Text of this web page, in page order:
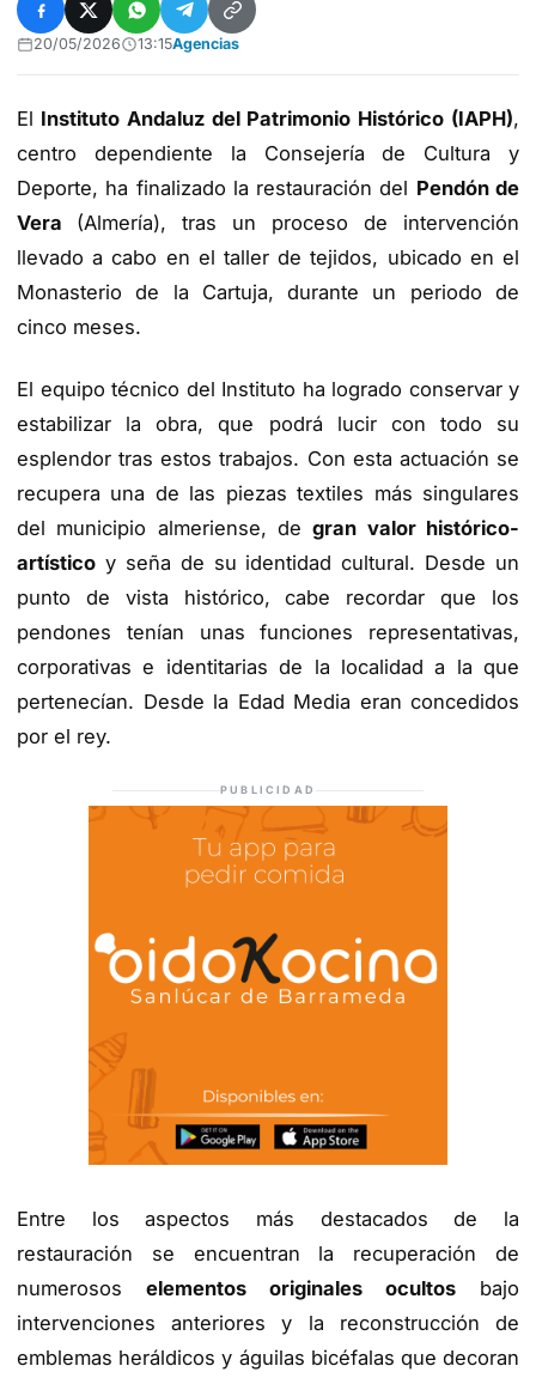
20/05/2026 13:15Agencias
El Instituto Andaluz del Patrimonio Histórico (IAPH),
centro dependiente la Consejería de Cultura y
Deporte, ha finalizado la restauración del Pendón de
Vera (Almería), tras un proceso de intervención
llevado a cabo en el taller de tejidos, ubicado en el
Monasterio de la Cartuja, durante un periodo de
cinco meses.
El equipo técnico del Instituto ha logrado conservar y
estabilizar la obra, que podrá lucir con todo su
esplendor tras estos trabajos. Con esta actuación se
recupera una de las piezas textiles más singulares
del municipio almeriense, degran valor histórico-
artístico y seña de su identidad cultural. Desde un
punto de vista histórico, cabe recordar que los
pendones tenían unas funciones representativas,
corporativas e identitarias de la localidad a la que
pertenecían. Desde la Edad Media eran concedidos
por el rey.
PUBLICIDAD
Entre los aspectos más destacados de la
restauración se encuentran la recuperación de
numerosos elementos originales ocultos bajo
intervenciones anteriores y la reconstrucción de
emblemas heráldicos y águilas bicéfalas que decoran